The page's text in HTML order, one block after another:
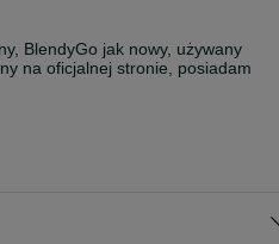
BlendyGo jak nowy, używany
na oficjalnej stronie, posiadam